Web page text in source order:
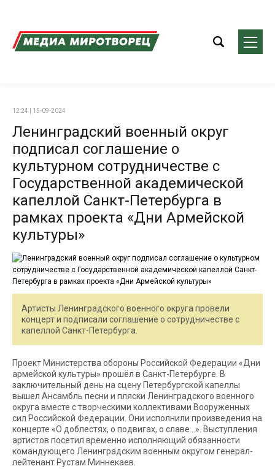
12:24 | 15-09-2024
Ленинградский военный округ
подписал соглашение о
культурном сотрудничестве с
Государственной академической
капеллой Санкт-Петербурга в
рамках проекта «Дни Армейской
культуры»
Артисты Ленинградского военного округа провели
концерт и подписали соглашение о сотрудничестве с
капеллой Санкт-Петербурга.
Проект Министерства обороны Российской Федерации «Дни
армейской культуры» прошёл в Санкт-Петербурге. В
заключительный день на сцену Петербургской капеллы
вышел Ансамбль песни и пляски Ленинградского военного
округа вместе с творческими коллективами Вооруженных
сил Российской Федерации. Они исполнили произведения на
концерте «О доблестях, о подвигах, о славе…». Выступления
артистов посетил временно исполняющий обязанности
командующего Ленинградским военным округом генерал-
лейтенант Рустам Миннекаев.